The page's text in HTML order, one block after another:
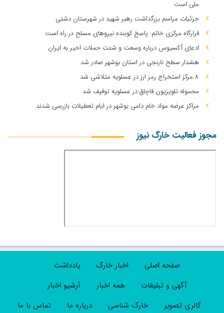
ملی است
جزئیات مراسم بزرگداشت رهبر شهید در شهرستان دشتی
قرارگاه مرکزی خاتم: پاسخ کوبنده نیروهای مسلح در راه است
ادعای آکسیوس درباره وسعت و شدت حملات اخیر به ایران
هشدار سطح نارنجی در استان بوشهر صادر شد
۸ مرکز استخراج رمز ارز در عسلویه متلاشی شد
محموله تلویزیون قاچاق در عسلویه توقیف شد
مراکز عرضه مواد خام دامی بوشهر در ایام تعطیلات بازرسی شدند
مجوز فعالیت خارگ نیوز
صفحه اصلی اخبار خارگ
یادداشت
آگهی و تبلیغات
همه اخبار
آرشیو اخبار
گالری تصویر
خارگ شناسی درباره ما تماس با ما